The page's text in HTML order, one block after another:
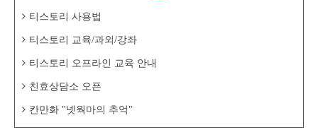
티스토리 사용법
티스토리 교육/과외/강좌
티스토리 오프라인 교육 안내
친효상담소 오픈
칸만화 "넷웍마의 추억"